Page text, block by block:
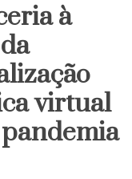
notificados
em
Itapetinga
à
virtual